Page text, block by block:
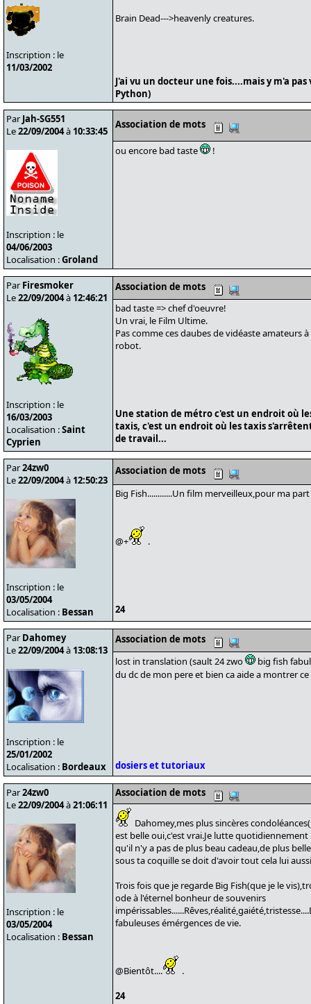
Inscription : le
11/03/2002
Brain Dead--->heavenly creatures.
J'ai vu un docteur une fois....mais y m'a
Python)
Par Jah-SG551
Le22/09/2004à 10:33:45
Inscription : le
04/06/2003
Localisation :Groland
Association de mots
ou encore bad taste !
Par Firesmoker
Le22/09/2004à 12:46:21
Inscription : le
16/03/2003
Localisation :Saint
Cyprien
Association de mots
bad taste => chef d'oeuvre!
Un vrai, le Film Ultime.
Pas comme ces daubes de vidéaste amateurs
robot.
Une station de métro c'est un endroit où
taxis, c'est un endroit où les taxis
de travail...
Par24zw0
Le22/09/2004à 12:50:23
Inscription : le
03/05/2004
Localisation : Bessan
Association de mots
Big Fish............Un film merveilleux,pour ma
@+ .
24
Par Dahomey
Le22/09/2004à 13:08:13
Inscription : le
25/01/2002
Localisation : Bordeaux
Association de mots
lost in translation (sault 24 zwo
big fish
du dc de mon pere et bien ca aide a montrer
dosiers et tutoriaux
Par24zw0
Le22/09/2004à21:06:11
Inscription : le
03/05/2004
Localisation : Bessan
Association de mots
Dahomey,mes plus sincères
est belle oui,c'est vrai.Je lutte
qu'il n'y a pas de plus beau cadeau,de plus
sous ta coquille se doit d'avoir tout cela lui
Trois fois que je regarde Big Fish(que je le
ode à l'éternel bonheur de souvenirs
fabuleuses émérgences de vie.
@Bientôt....
.
24